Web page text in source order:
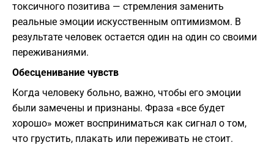
токсичного позитива — стремления заменить
реальные эмоции искусственным оптимизмом. В
результате человек остается один на один со своими
переживаниями.
Обесценивание чувств
Когда человеку больно, важно, чтобы его эмоции
были замечены и признаны. Фраза «все будет
хорошо» может восприниматься как сигнал о том,
что грустить, плакать или переживать не стоит.